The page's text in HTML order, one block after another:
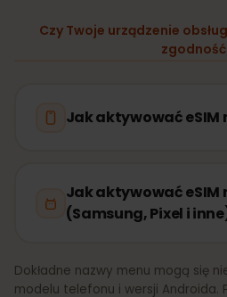
Czy Twoje urządzenie
zgodność
Jak aktywować eSIM
Jak aktywować eSIM
(Samsung, Pixel i
Dokładne nazwy menu mogą się
modelu telefonu i wersji Androida.